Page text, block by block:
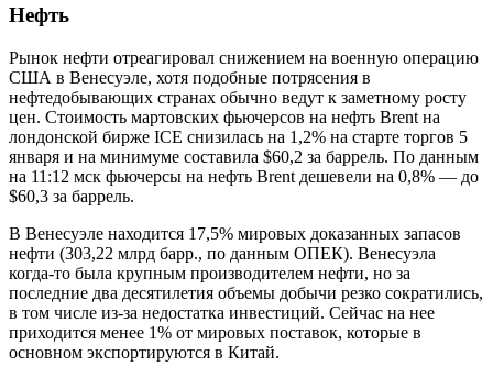
Нефть
Рынок нефти отреагировал снижением на военную операцию
США в Венесуэле, хотя подобные потрясения в
нефтедобывающих странах обычно ведут к заметному росту
цен. Стоимость мартовских фьючерсов на нефть Brent на
лондонской бирже ICE снизилась на 1,2% на старте торгов 5
января и на минимуме составила $60,2 за баррель. По данным
на 11:12 мск фьючерсы на нефть Brent дешевели на 0,8% — до
$60,3 за баррель.
В Венесуэле находится 17,5% мировых доказанных запасов
нефти (303,22 млрд барр., по данным ОПЕК). Венесуэла
когда-то была крупным производителем нефти, но за
последние два десятилетия объемы добычи резко сократились,
в том числе из-за недостатка инвестиций. Сейчас на нее
приходится менее 1% от мировых поставок, которые в
основном экспортируются в Китай.